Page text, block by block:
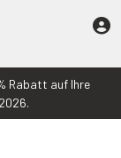
Rabatt auf Ihre